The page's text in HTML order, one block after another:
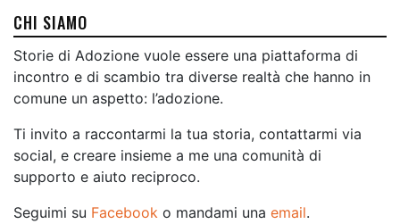
CHI SIAMO
Storie di Adozione vuole essere una piattaforma di
incontro e di scambio tra diverse realtà che hanno in
comune un aspetto: l’adozione.
Ti invito a raccontarmi la tua storia, contattarmi via
social, e creare insieme a me una comunità di
supporto e aiuto reciproco.
Seguimi su Facebook o mandami una email.